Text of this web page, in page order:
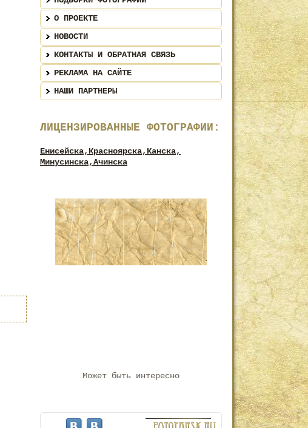
О ПРОЕКТЕ
НОВОСТИ
КОНТАКТЫ И ОБРАТНАЯ СВЯЗЬ
РЕКЛАМА НА САЙТЕ
НАШИ ПАРТНЕРЫ
ЛИЦЕНЗИРОВАННЫЕ ФОТОГРАФИИ:
Енисейска, Красноярска, Канска,
Минусинска,Ачинска
Может быть интересно